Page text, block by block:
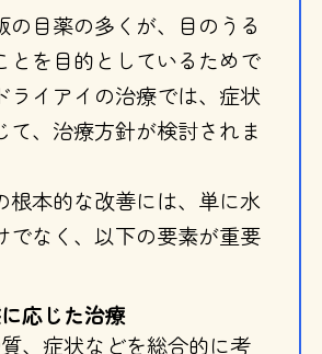
の目薬の多くが、目のうる
とを目的としているためで
ライアイの治療では、症状
て、治療方針が検討されま
根本的な改善には、単に水
でなく、以下の要素が重要
応じた治療
、症状などを総合的に考